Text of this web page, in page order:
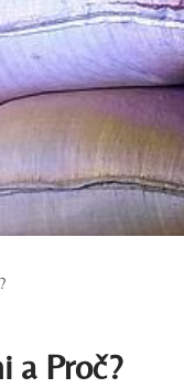
a Proč?